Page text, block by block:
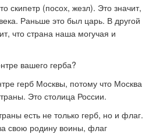
скипетр (посох, жезл). Это значит,
Раньше это был царь. В другой
что страна наша могучая и
вашего герба?
герб Москвы, потому что Москва
Это столица России.
есть не только герб, но и флаг.
свою родину воины, флаг